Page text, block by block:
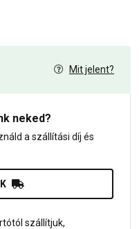
Mit jelent?
neked?
a szállítási díj és
szállítjuk,